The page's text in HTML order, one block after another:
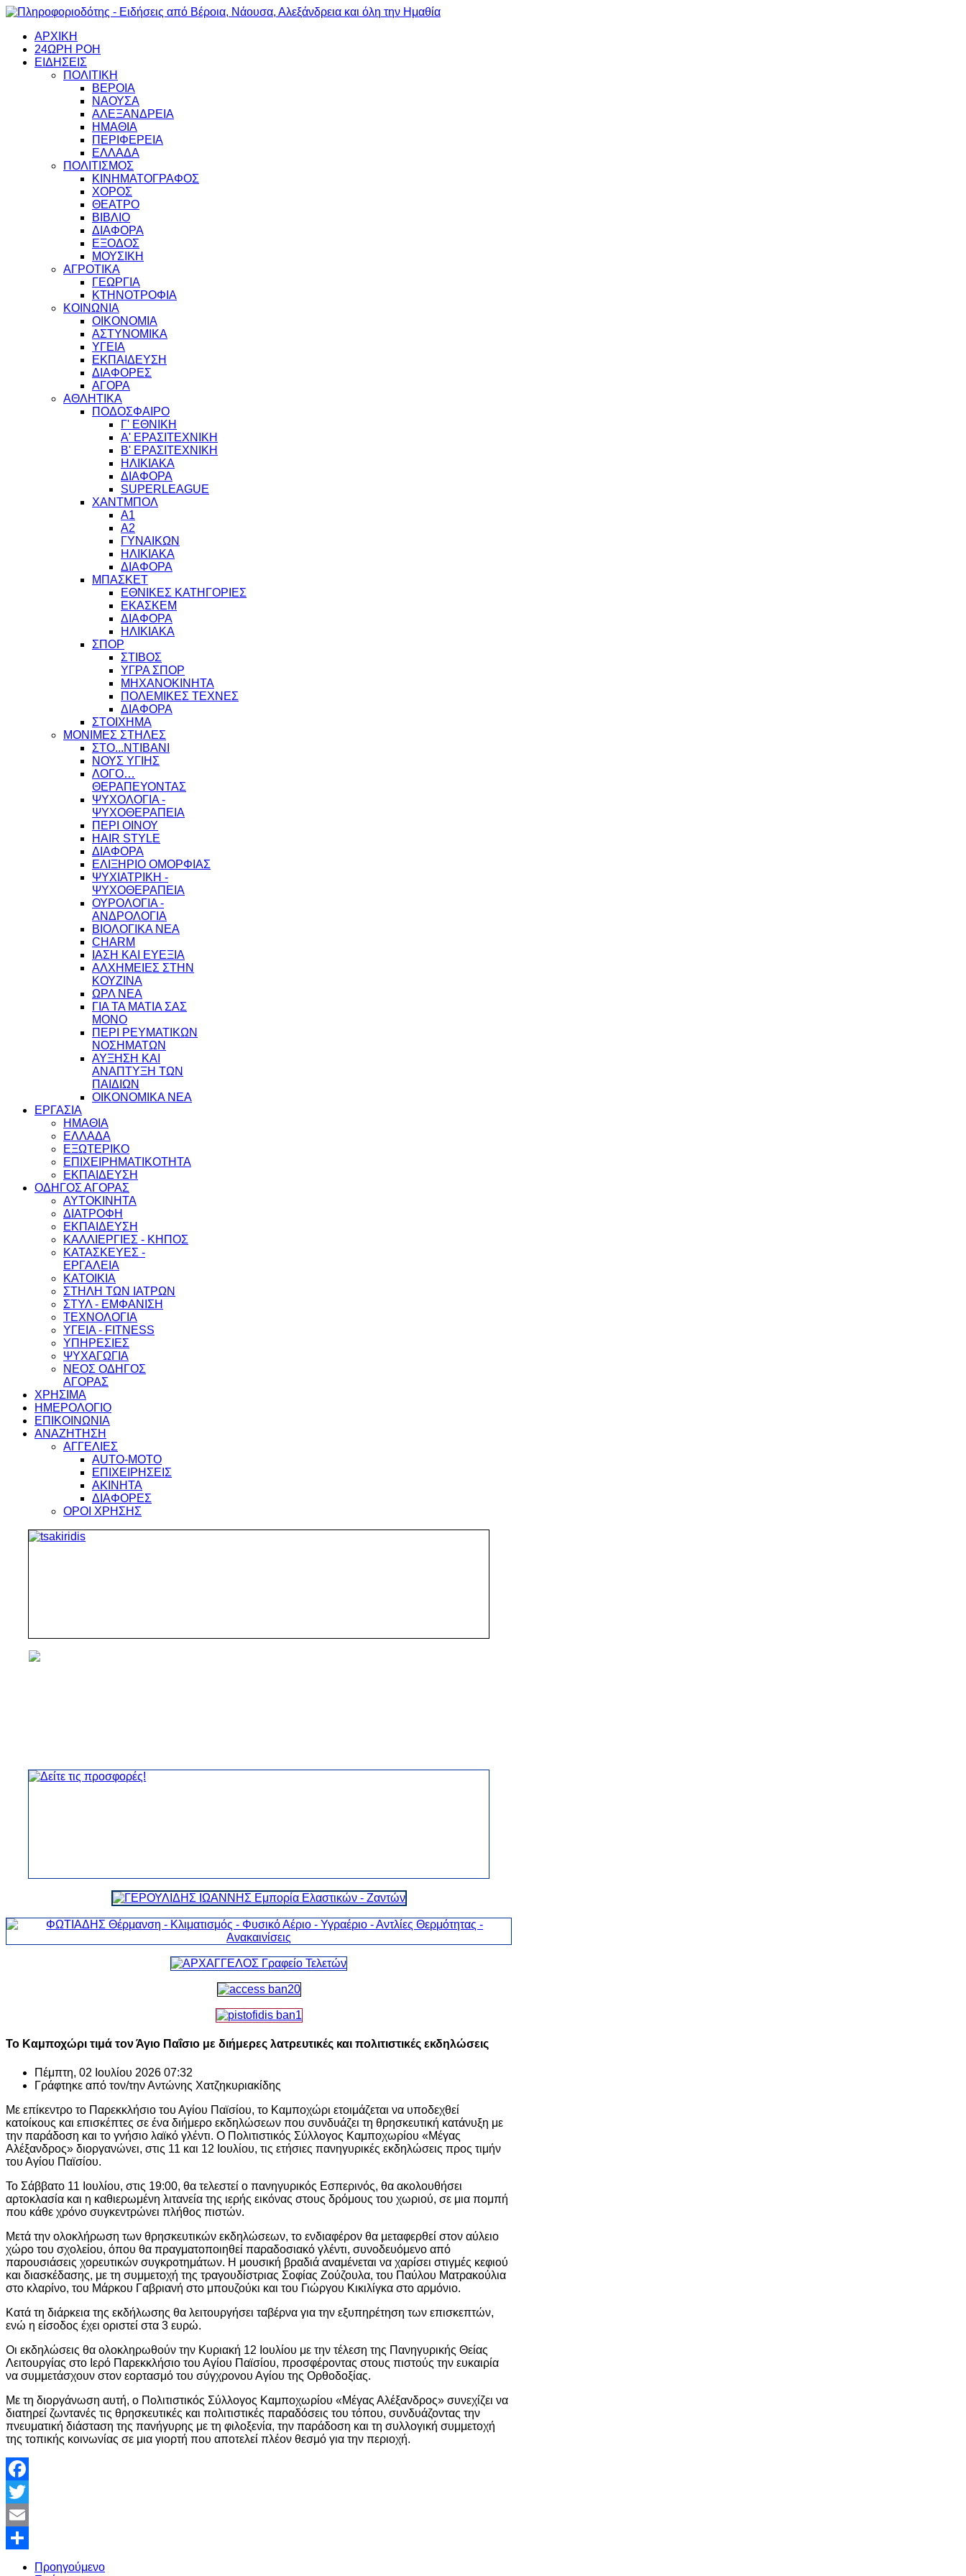
ΑΡΧΙΚΗ
24ΩΡΗ ΡΟΗ
ΕΙΔΗΣΕΙΣ
ΠΟΛΙΤΙΚΗ
ΒΕΡΟΙΑ
ΝΑΟΥΣΑ
ΑΛΕΞΑΝΔΡΕΙΑ
ΗΜΑΘΙΑ
ΠΕΡΙΦΕΡΕΙΑ
ΕΛΛΑΔΑ
ΠΟΛΙΤΙΣΜΟΣ
ΚΙΝΗΜΑΤΟΓΡΑΦΟΣ
ΧΟΡΟΣ
ΘΕΑΤΡΟ
ΒΙΒΛΙΟ
ΔΙΑΦΟΡΑ
ΕΞΟΔΟΣ
ΜΟΥΣΙΚΗ
ΑΓΡΟΤΙΚΑ
ΓΕΩΡΓΙΑ
ΚΤΗΝΟΤΡΟΦΙΑ
ΚΟΙΝΩΝΙΑ
ΟΙΚΟΝΟΜΙΑ
ΑΣΤΥΝΟΜΙΚΑ
ΥΓΕΙΑ
ΕΚΠΑΙΔΕΥΣΗ
ΔΙΑΦΟΡΕΣ
ΑΓΟΡΑ
ΑΘΛΗΤΙΚΑ
ΠΟΔΟΣΦΑΙΡΟ
Γ' ΕΘΝΙΚΗ
Α' ΕΡΑΣΙΤΕΧΝΙΚΗ
Β' ΕΡΑΣΙΤΕΧΝΙΚΗ
ΗΛΙΚΙΑΚΑ
ΔΙΑΦΟΡΑ
SUPERLEAGUE
ΧΑΝΤΜΠΟΛ
Α1
Α2
ΓΥΝΑΙΚΩΝ
ΗΛΙΚΙΑΚΑ
ΔΙΑΦΟΡΑ
ΜΠΑΣΚΕΤ
ΕΘΝΙΚΕΣ ΚΑΤΗΓΟΡΙΕΣ
ΕΚΑΣΚΕΜ
ΔΙΑΦΟΡΑ
ΗΛΙΚΙΑΚΑ
ΣΠΟΡ
ΣΤΙΒΟΣ
ΥΓΡΑ ΣΠΟΡ
ΜΗΧΑΝΟΚΙΝΗΤΑ
ΠΟΛΕΜΙΚΕΣ ΤΕΧΝΕΣ
ΔΙΑΦΟΡΑ
ΣΤΟΙΧΗΜΑ
ΜΟΝΙΜΕΣ ΣΤΗΛΕΣ
ΣΤΟ...ΝΤΙΒΑΝΙ
ΝΟΥΣ ΥΓΙΗΣ
ΛΟΓΟ…
ΘΕΡΑΠΕΥΟΝΤΑΣ
ΨΥΧΟΛΟΓΙΑ -
ΨΥΧΟΘΕΡΑΠΕΙΑ
ΠΕΡΙ ΟΙΝΟΥ
HAIR STYLE
ΔΙΑΦΟΡΑ
ΕΛΙΞΗΡΙΟ ΟΜΟΡΦΙΑΣ
ΨΥΧΙΑΤΡΙΚΗ -
ΨΥΧΟΘΕΡΑΠΕΙΑ
ΟΥΡΟΛΟΓΙΑ -
ΑΝΔΡΟΛΟΓΙΑ
ΒΙΟΛΟΓΙΚΑ ΝΕΑ
CHARM
ΙΑΣΗ ΚΑΙ ΕΥΕΞΙΑ
ΑΛΧΗΜΕΙΕΣ ΣΤΗΝ
ΚΟΥΖΙΝΑ
ΩΡΛ ΝEA
ΓΙΑ ΤΑ ΜΑΤΙΑ ΣΑΣ
ΜΟΝΟ
ΠΕΡΙ ΡΕΥΜΑΤΙΚΩΝ
ΝΟΣΗΜΑΤΩΝ
ΑΥΞΗΣΗ ΚΑΙ
ΑΝΑΠΤΥΞΗ ΤΩΝ
ΠΑΙΔΙΩΝ
ΟΙΚΟΝΟΜΙΚΑ ΝΕΑ
ΕΡΓΑΣΙΑ
ΗΜΑΘΙΑ
ΕΛΛΑΔΑ
ΕΞΩΤΕΡΙΚΟ
ΕΠΙΧΕΙΡΗΜΑΤΙΚΟΤΗΤΑ
ΕΚΠΑΙΔΕΥΣΗ
ΟΔΗΓΟΣ ΑΓΟΡΑΣ
ΑΥΤΟΚΙΝΗΤΑ
ΔΙΑΤΡΟΦΗ
ΕΚΠΑΙΔΕΥΣΗ
ΚΑΛΛΙΕΡΓΙΕΣ - ΚΗΠΟΣ
ΚΑΤΑΣΚΕΥΕΣ -
ΕΡΓΑΛΕΙΑ
ΚΑΤΟΙΚΙΑ
ΣΤΗΛΗ ΤΩΝ ΙΑΤΡΩΝ
ΣΤΥΛ - ΕΜΦΑΝΙΣΗ
ΤΕΧΝΟΛΟΓΙΑ
ΥΓΕΙΑ - FITNESS
ΥΠΗΡΕΣΙΕΣ
ΨΥΧΑΓΩΓΙΑ
ΝΕΟΣ ΟΔΗΓΟΣ
ΑΓΟΡΑΣ
ΧΡΗΣΙΜΑ
ΗΜΕΡΟΛΟΓΙΟ
ΕΠΙΚΟΙΝΩΝΙΑ
ΑΝΑΖΗΤΗΣΗ
ΑΓΓΕΛΙΕΣ
AUTO-MOTO
ΕΠΙΧΕΙΡΗΣΕΙΣ
ΑΚΙΝΗΤΑ
ΔΙΑΦΟΡΕΣ
ΟΡΟΙ ΧΡΗΣΗΣ
Το Καμποχώρι τιμά τον Άγιο Παΐσιο με διήμερες λατρευτικές και πολιτιστικές εκδηλώσεις
Πέμπτη, 02 Ιουλίου 2026 07:32
Γράφτηκε από τον/τηνΑντώνης Χατζηκυριακίδης
Με επίκεντρο το Παρεκκλήσιο του Αγίου Παϊσίου, το Καμποχώρι ετοιμάζεται να υποδεχθεί
κατοίκους και επισκέπτες σε ένα διήμερο εκδηλώσεων που συνδυάζει τη θρησκευτική κατάνυξη με
την παράδοση και το γνήσιο λαϊκό γλέντι. Ο Πολιτιστικός Σύλλογος Καμποχωρίου «Μέγας
Αλέξανδρος» διοργανώνει, στις 11 και 12 Ιουλίου, τις ετήσιες πανηγυρικές εκδηλώσεις προς τιμήν
του Αγίου Παϊσίου.
Το Σάββατο 11 Ιουλίου, στις 19:00, θα τελεστεί ο πανηγυρικός Εσπερινός, θα ακολουθήσει
αρτοκλασία και η καθιερωμένη λιτανεία της ιερής εικόνας στους δρόμους του χωριού, σε μια πομπή
που κάθε χρόνο συγκεντρώνει πλήθος πιστών.
Μετά την ολοκλήρωση των θρησκευτικών εκδηλώσεων, το ενδιαφέρον θα μεταφερθεί στον αύλειο
χώρο του σχολείου, όπου θα πραγματοποιηθεί παραδοσιακό γλέντι, συνοδευόμενο από
παρουσιάσεις χορευτικών συγκροτημάτων. Η μουσική βραδιά αναμένεται να χαρίσει στιγμές κεφιού
και διασκέδασης, με τη συμμετοχή της τραγουδίστριας Σοφίας Ζούζουλα, του Παύλου Ματρακούλια
στο κλαρίνο, του Μάρκου Γαβριανή στο μπουζούκι και του Γιώργου Κικιλίγκα στο αρμόνιο.
Κατά τη διάρκεια της εκδήλωσης θα λειτουργήσει ταβέρνα για την εξυπηρέτηση των επισκεπτών,
ενώ η είσοδος έχει οριστεί στα 3 ευρώ.
Οι εκδηλώσεις θα ολοκληρωθούν την Κυριακή 12 Ιουλίου με την τέλεση της Πανηγυρικής Θείας
Λειτουργίας στο Ιερό Παρεκκλήσιο του Αγίου Παϊσίου, προσφέροντας στους πιστούς την ευκαιρία
να συμμετάσχουν στον εορτασμό του σύγχρονου Αγίου της Ορθοδοξίας.
Με τη διοργάνωση αυτή, ο Πολιτιστικός Σύλλογος Καμποχωρίου «Μέγας Αλέξανδρος» συνεχίζει να
διατηρεί ζωντανές τις θρησκευτικές και πολιτιστικές παραδόσεις του τόπου, συνδυάζοντας την
πνευματική διάσταση της πανήγυρης με τη φιλοξενία, την παράδοση και τη συλλογική συμμετοχή
της τοπικής κοινωνίας σε μια γιορτή που αποτελεί πλέον θεσμό για την περιοχή.
Facebook
Twitter
Email
Share
Προηγούμενο